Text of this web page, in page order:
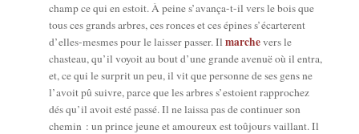
champ ce qui en estoit. À peine s’avança-t-il vers le bois que
tous ces grands arbres, ces ronces et ces épines s’écarterent
d’elles-mesmes pour le lais­ser pas­ser. Ilmarchevers le
chas­teau, qu’il voyoit au bout d’une grande ave­nuë où il entra,
et, ce qui le sur­prit un peu, il vit que per­sonne de ses gens ne
l’avoit pû suivre, parce que les arbres s’estoient rap­pro­chez
dés qu’il avoit esté pas­sé. Il ne lais­sa pas de conti­nuer son
che­min : un prince jeune et amou­reux est toû­jours vaillant. Il